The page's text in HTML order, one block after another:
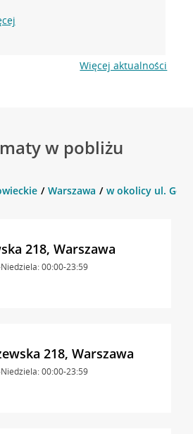
Więcej aktualności
w pobliżu
Warszawa w okolicy ul.
218, Warszawa
00:00-23:59
218, Warszawa
00:00-23:59